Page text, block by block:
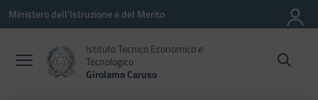
Vai ai contenuti
Vai al menu di navigazione
Vai al footer
Ministero dell'Istruzione e del Merito
Istituto Tecnico Economico e
Tecnologico
Girolamo Caruso